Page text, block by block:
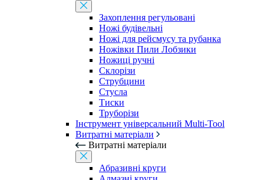
Захоплення регульовані
Ножі будівельні
Ножі для рейсмусу та рубанка
Ножівки Пили Лобзики
Ножиці ручні
Склорізи
Струбцини
Стусла
Тиски
Труборізи
Інструмент універсальний Multi-Tool
Витратні матеріали
Витратні матеріали
Абразивні круги